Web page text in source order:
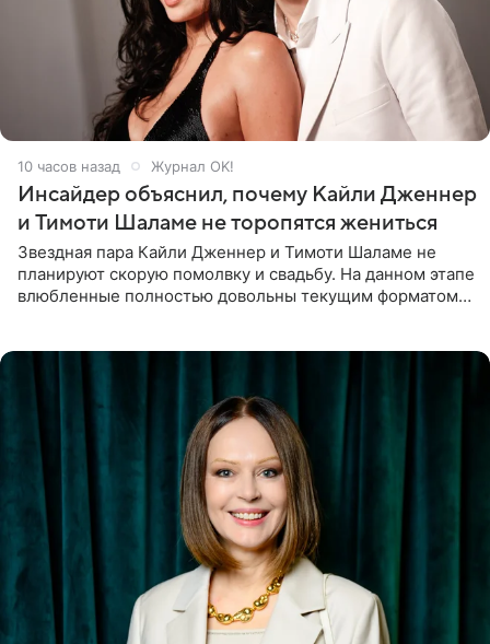
10 часов назад Журнал OK!
Инсайдер объяснил, почему Кайли Дженнер
и Тимоти Шаламе не торопятся жениться
Звездная пара Кайли Дженнер и Тимоти Шаламе не
планируют скорую помолвку и свадьбу. На данном этапе
влюбленные полностью довольны текущим форматом